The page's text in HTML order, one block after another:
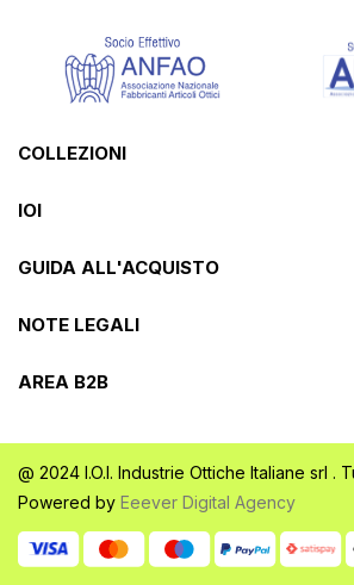
COLLEZIONI
IOI
GUIDA ALL'ACQUISTO
NOTE LEGALI
AREA B2B
@ 2024 I.O.I. Industrie Ottiche Italiane srl .
Powered by Eeever Digital Agency